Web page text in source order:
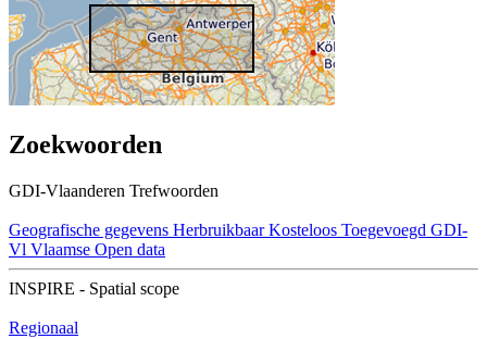
Zoekwoorden
GDI-Vlaanderen Trefwoorden
Geografische gegevens Herbruikbaar Kosteloos Toegevoegd GDI-
Vl Vlaamse Open data
INSPIRE - Spatial scope
Regionaal